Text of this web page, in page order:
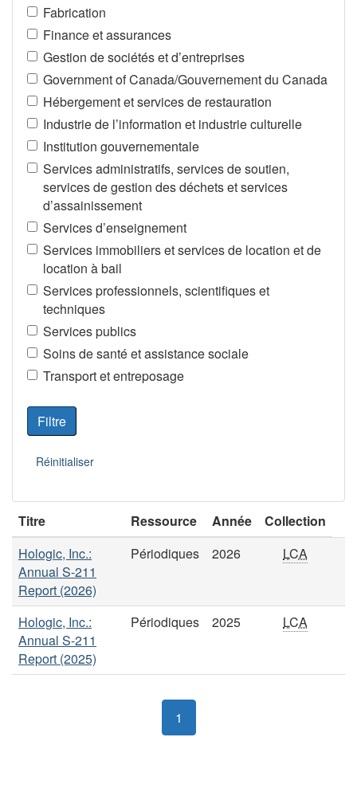
Fabrication
Finance et assurances
Gestion de sociétés et d’entreprises
Government of Canada/Gouvernement du Canada
Hébergement et services de restauration
Industrie de l’information et industrie culturelle
Institution gouvernementale
Services administratifs, services de soutien,
services de gestion des déchets et services
d’assainissement
Services d’enseignement
Services immobiliers et services de location et de
location à bail
Services professionnels, scientifiques et
techniques
Services publics
Soins de santé et assistance sociale
Transport et entreposage
Titre Ressource Année
Collection
Hologic, Inc.:
Annual S-211
Report (2026)
Périodiques 2026 LCA
Hologic, Inc.:
Annual S-211
Report (2025)
Périodiques 2025 LCA
1